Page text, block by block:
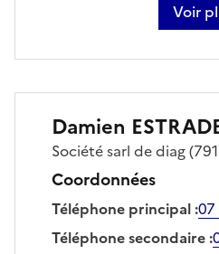
Voir
sur
Damien
Sociétésarl de diag
Coordonnées
Téléphone principal:07
Téléphone secondaire: